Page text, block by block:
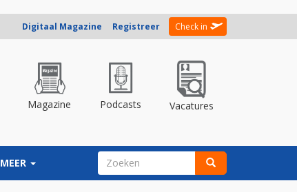
Digitaal Magazine Registreer Check in
Magazine Podcasts Vacatures
MEER ZOEKVELD